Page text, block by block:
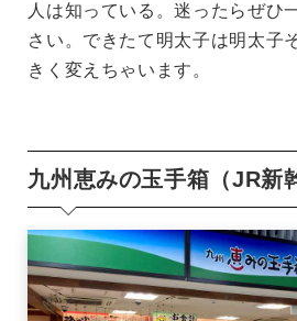
人は知っている。迷ったらぜひ
さい。できたて明太子は明太子
きく変えちゃいます。
九州恵みの玉手箱（JR新